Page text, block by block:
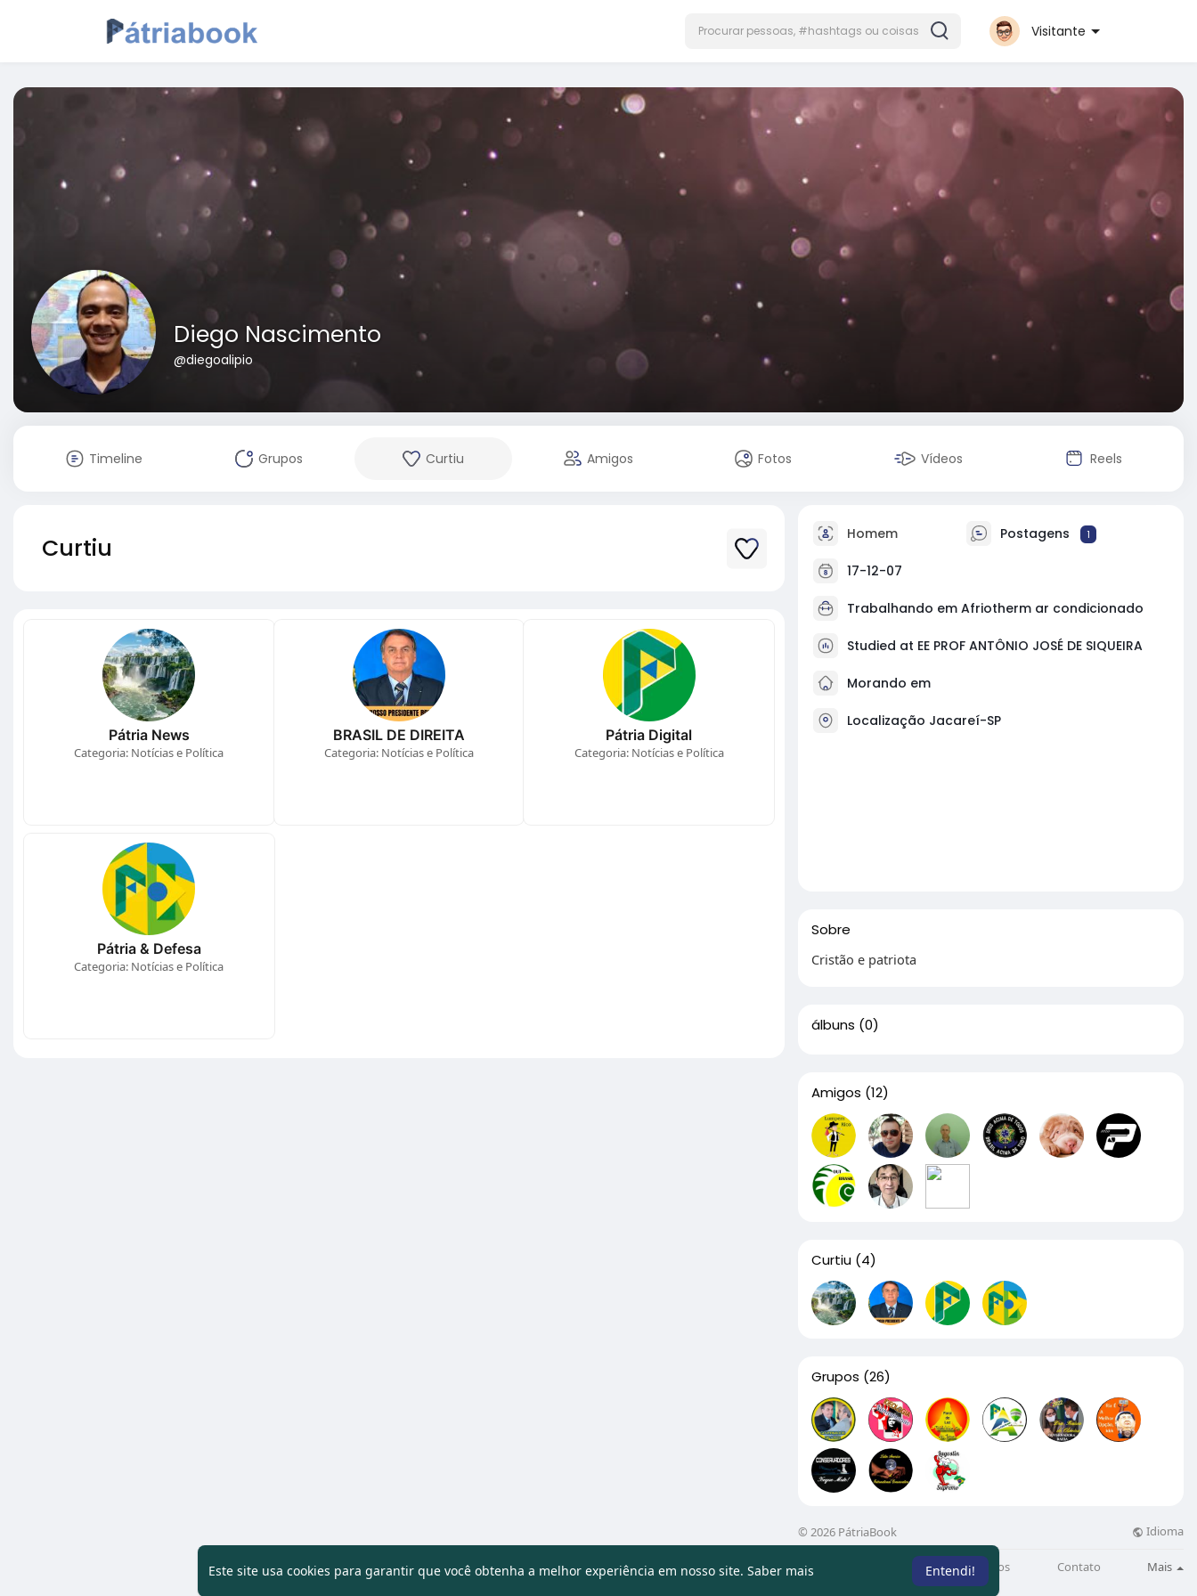
Este site usa cookies para garantir que você obtenha a melhor experiência em nosso site. Saber mais Entendi!
Visitante
Diego Nascimento
@diegoalipio
Timeline Grupos Curtiu Amigos Fotos Vídeos Reels
Curtiu
Pátria News
Categoria: Notícias e Política
BRASIL DE DIREITA
Categoria: Notícias e Política
Pátria Digital
Categoria: Notícias e Política
Pátria & Defesa
Categoria: Notícias e Política
Homem Postagens 1
17-12-07
Trabalhando em Afriotherm ar condicionado
Studied at EE PROF ANTÔNIO JOSÉ DE SIQUEIRA
Morando em
Localização Jacareí-SP
Sobre
Cristão e patriota
álbuns (0)
Amigos (12)
Curtiu (4)
Grupos (26)
© 2026 PátriaBook Idioma
Sobre Artigos Contato Mais